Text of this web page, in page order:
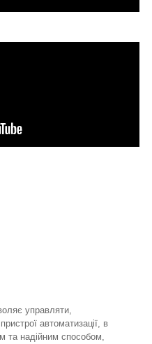
управляти,
автоматизації, в
та надійним способом,